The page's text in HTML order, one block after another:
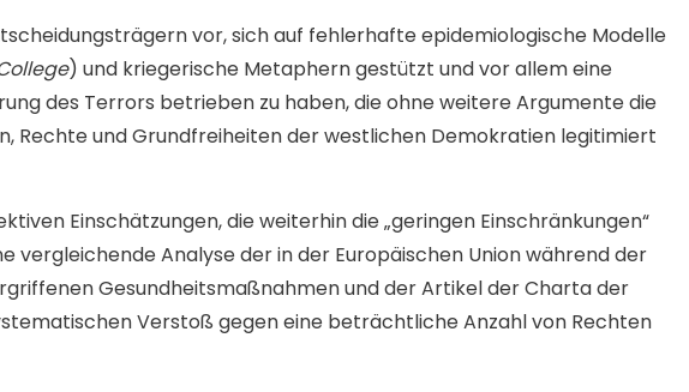
vor, sich auf fehlerhafte epidemiologische Modelle
) und kriegerische Metaphern gestützt und vor allem eine
des Terrors betrieben zu haben, die ohne weitere Argumente die
Rechte und Grundfreiheiten der westlichen Demokratien legitimiert
Einschätzungen, die weiterhin die „geringen Einschränkungen“
vergleichende Analyse der in der Europäischen Union während der
Gesundheitsmaßnahmen und der Artikel der Charta der
Verstoß gegen eine beträchtliche Anzahl von Rechten